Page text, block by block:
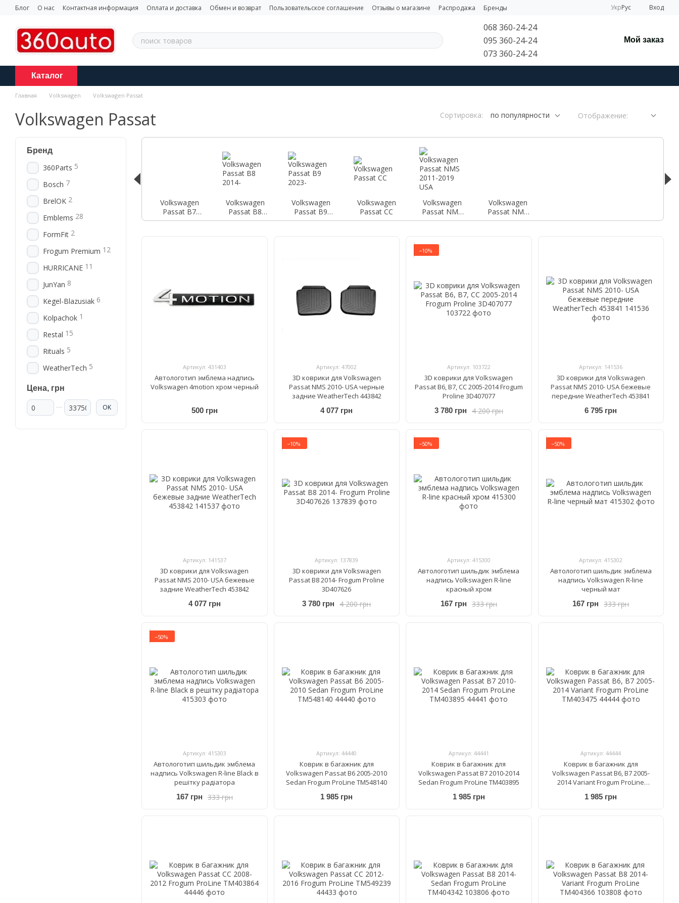
Перейти к основному контенту
Блог О нас Контактная информация Оплата и доставка Обмен и возврат Пользовательское соглашение Отзывы о магазине Распродажа Бренды УкрРус Вход
068 360-24-24
095 360-24-24
073 360-24-24
Мой заказ
Каталог
Главная Volkswagen Volkswagen Passat
Volkswagen Passat Сортировка: по популярности Отображение:
Volkswagen
Passat B7
2010-
Volkswagen
Passat B8
2014-
Volkswagen
Passat B9
2023-
Volkswagen
Passat CC
Volkswagen
Passat NMS
2011-2019
Volkswagen
Passat NMS
2019- USA
Артикул: 431403
Автологотип эмблема надпись
Volkswagen 4motion хром черный
500 грн
Артикул: 47002
3D коврики для Volkswagen
Passat NMS 2010- USA черные
задние WeatherTech 443842
4 077 грн
−10%
Артикул: 103722
3D коврики для Volkswagen
Passat B6, B7, CC 2005-2014 Frogum
Proline 3D407077
4 200 грн
3 780 грн
Артикул: 141536
3D коврики для Volkswagen
Passat NMS 2010- USA бежевые
передние WeatherTech 453841
6 795 грн
Артикул: 141537
3D коврики для Volkswagen
Passat NMS 2010- USA бежевые
задние WeatherTech 453842
4 077 грн
−10%
Артикул: 137839
3D коврики для Volkswagen
Passat B8 2014- Frogum Proline
3D407626
4 200 грн
3 780 грн
−50%
Артикул: 415300
Автологотип шильдик эмблема
надпись Volkswagen R-line
красный хром
333 грн
167 грн
−50%
Артикул: 415302
Автологотип шильдик эмблема
надпись Volkswagen R-line
черный мат
333 грн
167 грн
−50%
Артикул: 415303
Автологотип шильдик эмблема
надпись Volkswagen R-line Black в
решітку радіатора
333 грн
167 грн
Артикул: 44440
Коврик в багажник для
Volkswagen Passat B6 2005-2010
Sedan Frogum ProLine TM548140
1 985 грн
Артикул: 44441
Коврик в багажник для
Volkswagen Passat B7 2010-2014
Sedan Frogum ProLine TM403895
1 985 грн
Артикул: 44444
Коврик в багажник для
Volkswagen Passat B6, B7 2005-
2014 Variant Frogum ProLine
1 985 грн
Бренд
360Parts 5
Bosch 7
BrelOK 2
Emblems 28
FormFit 2
Frogum Premium 12
HURRICANE 11
JunYan 8
Kegel-Blazusiak 6
Kolpachok 1
Restal 15
Rituals 5
WeatherTech 5
Цена, грн
От Цена, грн
До Цена, грн OK